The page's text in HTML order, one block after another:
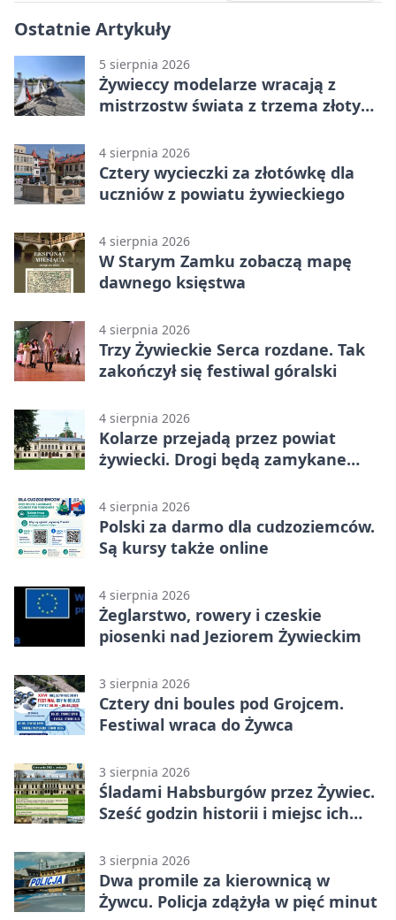
Ostatnie Artykuły
5 sierpnia 2026
Żywieccy modelarze wracają z
mistrzostw świata z trzema złotymi
4 sierpnia 2026
Cztery wycieczki za złotówkę dla
uczniów z powiatu żywieckiego
4 sierpnia 2026
W Starym Zamku zobaczą mapę
dawnego księstwa
4 sierpnia 2026
Trzy Żywieckie Serca rozdane. Tak
zakończył się festiwal góralski
4 sierpnia 2026
Kolarze przejadą przez powiat
żywiecki. Drogi będą zamykane
4 sierpnia 2026
Polski za darmo dla cudzoziemców.
Są kursy także online
4 sierpnia 2026
Żeglarstwo, rowery i czeskie
piosenki nad Jeziorem Żywieckim
3 sierpnia 2026
Cztery dni boules pod Grojcem.
Festiwal wraca do Żywca
3 sierpnia 2026
Śladami Habsburgów przez Żywiec.
Sześć godzin historii i miejsc ich
3 sierpnia 2026
Dwa promile za kierownicą w
Żywcu. Policja zdążyła w pięć minut